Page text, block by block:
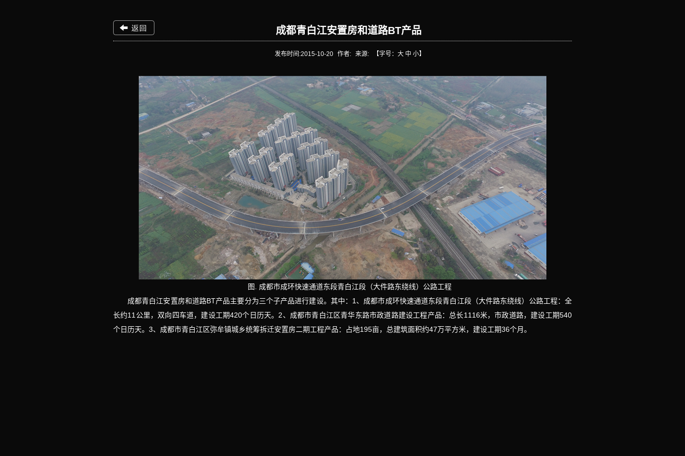
成都青白江安置房和道路BT产品
发布时间:2015-10-20 作者: 来源: 【字号： 大 中 小】
图. 成都市成环快速通道东段青白江段（大件路东绕线）公路工程
成都青白江安置房和道路BT产品主要分为三个子产品进行建设。其中：1、成都市成环快速通道东段青白江段（大件路东绕线）公路工程：全
长约11公里，双向四车道，建设工期420个日历天。2、成都市青白江区青华东路市政道路建设工程产品：总长1116米，市政道路，建设工期540
个日历天。3、成都市青白江区弥牟镇城乡统筹拆迁安置房二期工程产品：占地195亩，总建筑面积约47万平方米，建设工期36个月。